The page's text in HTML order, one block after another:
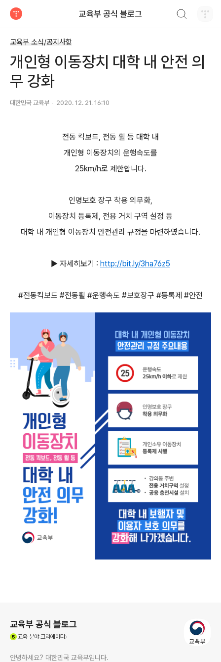
교육부 공식 블로그
교육부 소식/공지사항
개인형 이동장치 대학 내 안전 의
무 강화
대한민국 교육부 2020. 12. 21. 16:10
전동 킥보드, 전동 휠 등 대학 내
개인형 이동장치의 운행속도를
25km/h로 제한합니다.
인명보호 장구 착용 의무화,
이동장치 등록제, 전용 거치 구역 설정 등
대학 내 개인형 이동장치 안전관리 규정을 마련하였습니다.
▶ 자세히보기 : http://bit.ly/3ha76z5
#전동킥보드 #전동휠 #운행속도 #보호장구 #등록제 #안전
교육부 공식 블로그
교육분야 크리에이터
안녕하세요? 대한민국 교육부입니다.